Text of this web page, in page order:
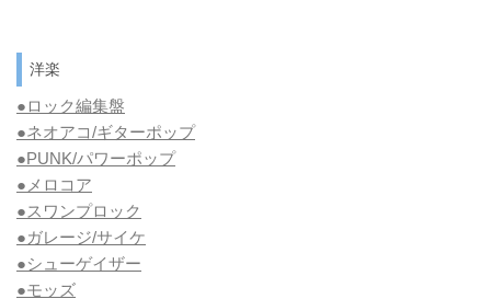
洋楽
●ロック編集盤
●ネオアコ/ギターポップ
●PUNK/パワーポップ
●メロコア
●スワンプロック
●ガレージ/サイケ
●シューゲイザー
●モッズ